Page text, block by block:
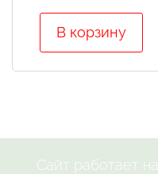
В корзину
Сайт работает на